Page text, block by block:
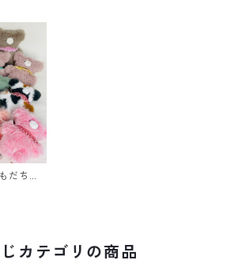
だちく
カテゴリの商品